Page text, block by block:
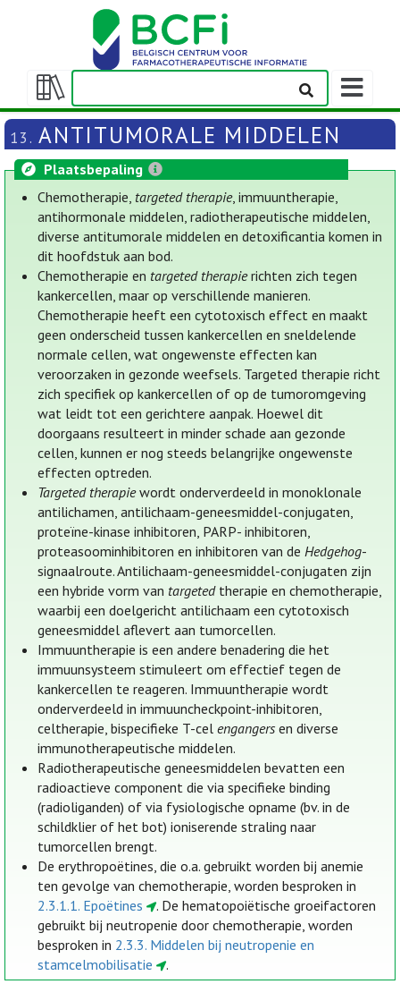
Weergeven/verbergen
inhoudstafel
13. ANTITUMORALE MIDDELEN
Plaatsbepaling
Chemotherapie, targeted therapie, immuuntherapie,
antihormonale middelen, radiotherapeutische middelen,
diverse antitumorale middelen en detoxificantia komen in
dit hoofdstuk aan bod.
Chemotherapie en targeted therapierichten zich tegen
kankercellen, maar op verschillende manieren.
Chemotherapie heeft een cytotoxisch effect en maakt
geen onderscheid tussen kankercellen en sneldelende
normale cellen, wat ongewenste effecten kan
veroorzaken in gezonde weefsels. Targeted therapie richt
zich specifiek op kankercellen of op de tumoromgeving
wat leidt tot een gerichtere aanpak. Hoewel dit
doorgaans resulteert in minder schade aan gezonde
cellen, kunnen er nog steeds belangrijke ongewenste
effecten optreden.
Targeted therapiewordt onderverdeeld in monoklonale
antilichamen, antilichaam-geneesmiddel-conjugaten,
proteïne-kinase inhibitoren, PARP- inhibitoren,
proteasoominhibitoren en inhibitoren van deHedgehog-
signaalroute. Antilichaam-geneesmiddel-conjugaten zijn
een hybride vorm van targetedtherapie en chemotherapie,
waarbij een doelgericht antilichaam een cytotoxisch
geneesmiddel aflevert aan tumorcellen.
Immuuntherapie is een andere benadering die het
immuunsysteem stimuleert om effectief tegen de
kankercellen te reageren. Immuuntherapie wordt
onderverdeeld in immuuncheckpoint-inhibitoren,
celtherapie, bispecifieke T-celengangers en diverse
immunotherapeutische middelen.
Radiotherapeutische geneesmiddelen bevatten een
radioactieve component die via specifieke binding
(radioliganden) of via fysiologische opname (bv. in de
schildklier of het bot) ioniserende straling naar
tumorcellen brengt.
De erythropoëtines, die o.a. gebruikt worden bij anemie
ten gevolge van chemotherapie, worden besproken in
2.3.1.1. Epoëtines
. De hematopoiëtische groeifactoren
gebruikt bij neutropenie door chemotherapie, worden
besproken in 2.3.3. Middelen bij neutropenie en
stamcelmobilisatie
.